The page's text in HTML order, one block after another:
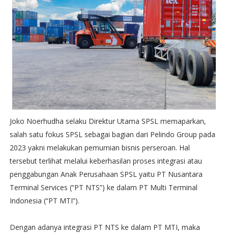
Joko Noerhudha selaku Direktur Utama SPSL memaparkan,
salah satu fokus SPSL sebagai bagian dari Pelindo Group pada
2023 yakni melakukan pemurnian bisnis perseroan. Hal
tersebut terlihat melalui keberhasilan proses integrasi atau
penggabungan Anak Perusahaan SPSL yaitu PT Nusantara
Terminal Services (“PT NTS”) ke dalam PT Multi Terminal
Indonesia (“PT MTI”).
Dengan adanya integrasi PT NTS ke dalam PT MTI, maka